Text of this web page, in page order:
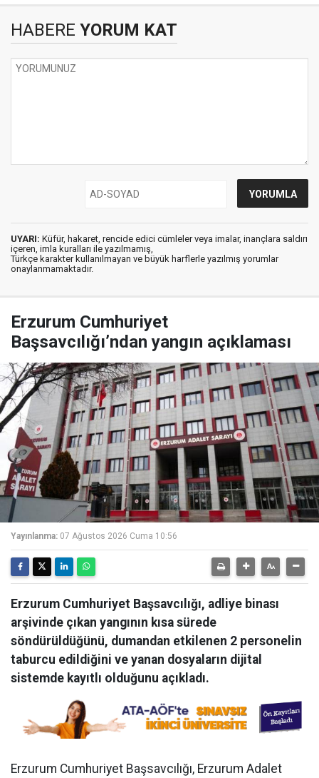
HABERE YORUM KAT
UYARI: Küfür, hakaret, rencide edici cümleler veya imalar, inançlara saldırı
içeren, imla kuralları ile yazılmamış,
Türkçe karakter kullanılmayan ve büyük harflerle yazılmış yorumlar
onaylanmamaktadır.
Erzurum Cumhuriyet
Başsavcılığı’ndan yangın açıklaması
Yayınlanma: 07 Ağustos 2026 Cuma 10:56
Erzurum Cumhuriyet Başsavcılığı, adliye binası
arşivinde çıkan yangının kısa sürede
söndürüldüğünü, dumandan etkilenen 2 personelin
taburcu edildiğini ve yanan dosyaların dijital
sistemde kayıtlı olduğunu açıkladı.
Erzurum Cumhuriyet Başsavcılığı, Erzurum Adalet